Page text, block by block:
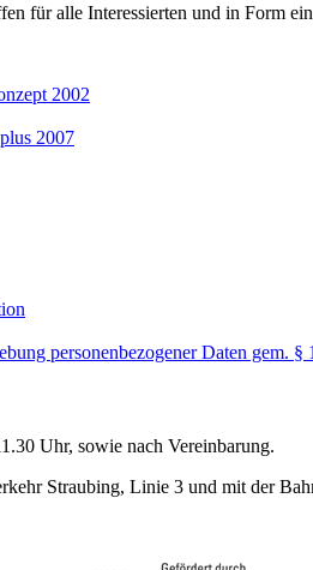
für alle Interessierten und in Form
2002
2007
personenbezogener Daten gem.
Uhr, sowie nach Vereinbarung.
Straubing, Linie 3 und mit der